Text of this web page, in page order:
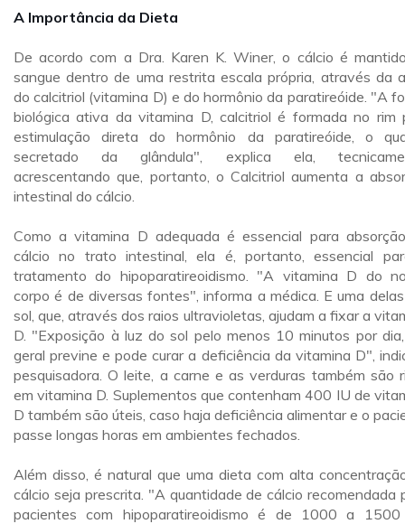
A Importância da Dieta
De acordo com a Dra. Karen K. Winer, o cálcio é
sangue dentro de uma restrita escala própria, através da
do calcitriol (vitamina D) e do hormônio da paratireóide. "A
biológica ativa da vitamina D, calcitriol é formada no rim
estimulação direta do hormônio da paratireóide, o
secretado da glândula", explica ela,
acrescentando que, portanto, o Calcitriol aumenta a
intestinal do cálcio.
Como a vitamina D adequada é essencial para
cálcio no trato intestinal, ela é, portanto, essencial
tratamento do hipoparatireoidismo. "A vitamina D do
corpo é de diversas fontes", informa a médica. E uma
sol, que, através dos raios ultravioletas, ajudam a fixar a
D. "Exposição à luz do sol pelo menos 10 minutos por
geral previne e pode curar a deficiência da vitamina D",
pesquisadora. O leite, a carne e as verduras também são
em vitamina D. Suplementos que contenham 400 IU de
D também são úteis, caso haja deficiência alimentar e o
passe longas horas em ambientes fechados.
Além disso, é natural que uma dieta com alta
cálcio seja prescrita. "A quantidade de cálcio recomendada
pacientes com hipoparatireoidismo é de 1000 a